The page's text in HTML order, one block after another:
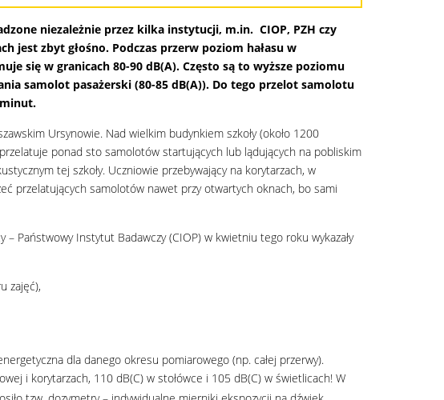
niezależnie przez kilka instytucji, m.in. CIOP, PZH czy
jest zbyt głośno. Podczas przerw poziom hałasu w
się w granicach 80-90 dB(A). Często są to wyższe poziomu
samolot pasażerski (80-85 dB(A)). Do tego przelot samolotu
Ursynowie. Nad wielkim budynkiem szkoły (około 1200
ponad sto samolotów startujących lub lądujących na pobliskim
tej szkoły. Uczniowie przebywający na korytarzach, w
przelatujących samolotów nawet przy otwartych oknach, bo sami
Państwowy Instytut Badawczy (CIOP) w kwietniu tego roku wykazały
zajęć),
dla danego okresu pomiarowego (np. całej przerwy).
i korytarzach, 110 dB(C) w stołówce i 105 dB(C) w świetlicach! W